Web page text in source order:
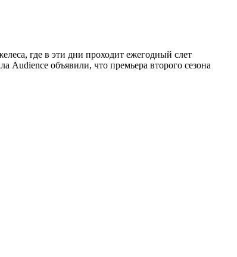
где в эти дни проходит ежегодный слет
объявили, что премьера второго сезона